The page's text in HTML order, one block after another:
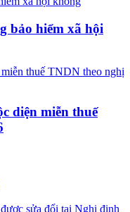
bảo hiểm xã hội
diện miễn thuế